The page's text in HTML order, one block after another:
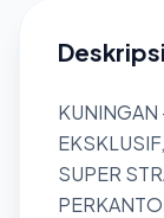
KUNINGAN
SUPER